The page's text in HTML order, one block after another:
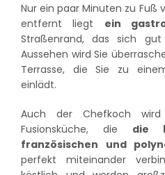
Nur ein paar Minuten zu Fuß
entfernt liegt ein
Straßenrand, das sich
Aussehen wird Sie
Terrasse, die Sie zu
einlädt.
Auch der Chefkoch wird
Fusionsküche, die die
französischen und
perfekt miteinander